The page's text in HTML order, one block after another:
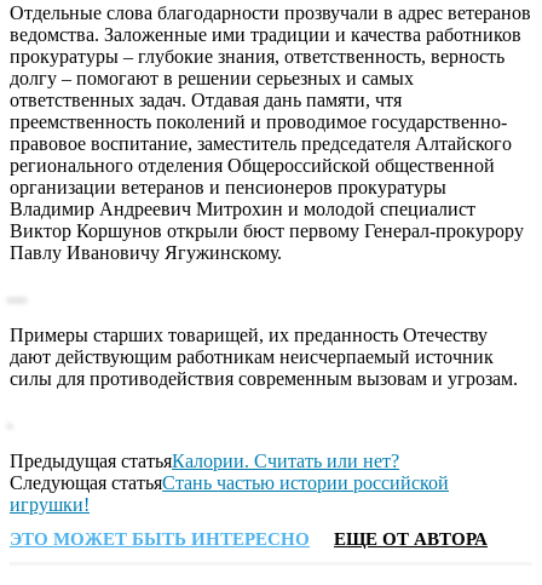
Отдельные слова благодарности прозвучали в адрес ветеранов
ведомства. Заложенные ими традиции и качества работников
прокуратуры – глубокие знания, ответственность, верность
долгу – помогают в решении серьезных и самых
ответственных задач. Отдавая дань памяти, чтя
преемственность поколений и проводимое государственно-
правовое воспитание, заместитель председателя Алтайского
регионального отделения Общероссийской общественной
организации ветеранов и пенсионеров прокуратуры
Владимир Андреевич Митрохин и молодой специалист
Виктор Коршунов открыли бюст первому Генерал-прокурору
Павлу Ивановичу Ягужинскому.
Примеры старших товарищей, их преданность Отечеству
дают действующим работникам неисчерпаемый источник
силы для противодействия современным вызовам и угрозам.
Предыдущая статьяКалории. Считать или нет?
Следующая статьяСтань частью истории российской
игрушки!
ЭТО МОЖЕТ БЫТЬ ИНТЕРЕСНО ЕЩЕ ОТ АВТОРА